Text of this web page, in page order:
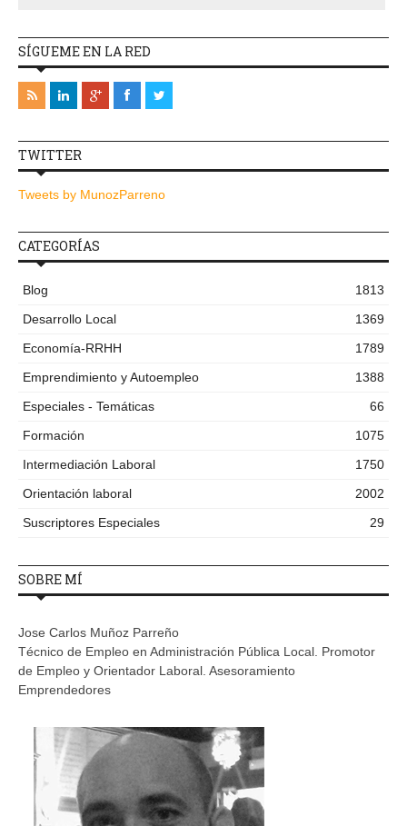
SÍGUEME EN LA RED
TWITTER
Tweets by MunozParreno
CATEGORÍAS
Blog
1813
Desarrollo Local
1369
Economía-RRHH
1789
Emprendimiento y Autoempleo
1388
Especiales - Temáticas
66
Formación
1075
Intermediación Laboral
1750
Orientación laboral
2002
Suscriptores Especiales
29
SOBRE MÍ
Jose Carlos Muñoz Parreño
Técnico de Empleo en Administración Pública Local. Promotor
de Empleo y Orientador Laboral. Asesoramiento
Emprendedores